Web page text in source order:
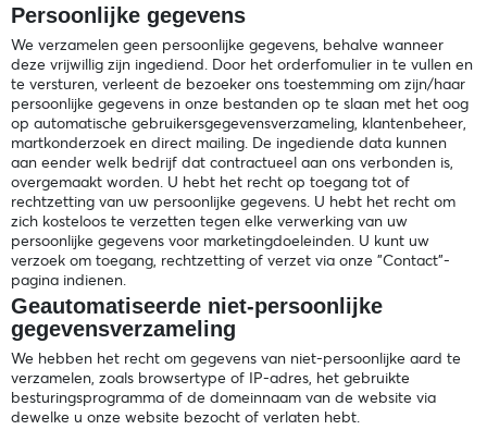
Persoonlijke gegevens
We verzamelen geen persoonlijke gegevens, behalve wanneer
deze vrijwillig zijn ingediend. Door het orderfomulier in te vullen en
te versturen, verleent de bezoeker ons toestemming om zijn/haar
persoonlijke gegevens in onze bestanden op te slaan met het oog
op automatische gebruikersgegevensverzameling, klantenbeheer,
martkonderzoek en direct mailing. De ingediende data kunnen
aan eender welk bedrijf dat contractueel aan ons verbonden is,
overgemaakt worden. U hebt het recht op toegang tot of
rechtzetting van uw persoonlijke gegevens. U hebt het recht om
zich kosteloos te verzetten tegen elke verwerking van uw
persoonlijke gegevens voor marketingdoeleinden. U kunt uw
verzoek om toegang, rechtzetting of verzet via onze "Contact"-
pagina indienen.
Geautomatiseerde niet-persoonlijke
gegevensverzameling
We hebben het recht om gegevens van niet-persoonlijke aard te
verzamelen, zoals browsertype of IP-adres, het gebruikte
besturingsprogramma of de domeinnaam van de website via
dewelke u onze website bezocht of verlaten hebt.